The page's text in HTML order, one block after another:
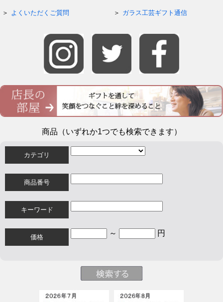
よくいただくご質問 ガラス工芸ギフト通信
商品（いずれか1つでも検索できます）
カテゴリ
商品番号
キーワード
価格 ～ 円